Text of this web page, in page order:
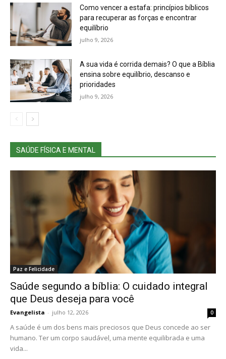
Como vencer a estafa: princípios bíblicos
para recuperar as forças e encontrar
equilíbrio
julho 9, 2026
A sua vida é corrida demais? O que a Bíblia
ensina sobre equilíbrio, descanso e
prioridades
julho 9, 2026
SAÚDE FÍSICA E MENTAL
Paz e Felicidade
Saúde segundo a bíblia: O cuidado integral
que Deus deseja para você
Evangelista - julho 12, 2026 0
A saúde é um dos bens mais preciosos que Deus concede ao ser
humano. Ter um corpo saudável, uma mente equilibrada e uma
vida...